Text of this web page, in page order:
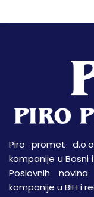
Piro promet
kompanije u
Poslovnih
kompanije u BiH i